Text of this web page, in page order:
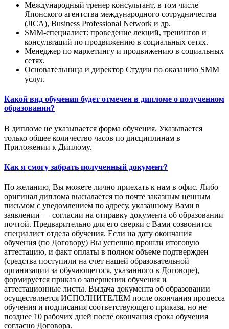
Международный тренер консультант, в том числе
Японского агентства международного сотрудничества
(JICA), Business Professional Network и др.
SMM-специалист: проведение лекций, тренингов и
консультаций по продвижению в социальных сетях.
Менеджер по маркетингу и продвижению в социальных
сетях.
Основательница и директор Студии по оказанию SMM
услуг.
Какой вид обучения будет отмечен в дипломе о полученном
образовании?
В дипломе не указывается форма обучения. Указывается
только общее количество часов по дисциплинам в
Приложении к Диплому.
Как я смогу забрать полученный документ?
По желанию, Вы можете лично приехать к нам в офис. Либо
оригинал диплома высылается по почте заказным ценным
письмом с уведомлением по адресу, указанному Вами в
заявлении — согласии на отправку документа об образовании
почтой. Предварительно для его сверки с Вами созвонится
специалист отдела обучения. Если на дату окончания
обучения (по Договору) Вы успешно прошли итоговую
аттестацию, и факт оплаты в полном объеме подтвержден
(средства поступили на счет нашей образовательной
организации за обучающегося, указанного в Договоре),
формируется приказ о завершении обучения и
аттестационные листы. Выдача документа об образовании
осуществляется ИСПОЛНИТЕЛЕМ после окончания процесса
обучения и подписания соответствующего приказа, но не
позднее 10 рабочих дней после окончания срока обучения
согласно Договора.